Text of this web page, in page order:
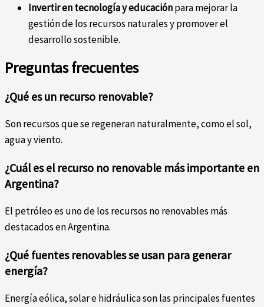
Invertir en tecnología y educaciónpara mejorar la
gestión de los recursos naturales y promover el
desarrollo sostenible.
Preguntas frecuentes
¿Qué es un recurso renovable?
Son recursos que se regeneran naturalmente, como el sol,
agua y viento.
¿Cuál es el recurso no renovable más importante en
Argentina?
El petróleo es uno de los recursos no renovables más
destacados en Argentina.
¿Qué fuentes renovables se usan para generar
energía?
Energía eólica, solar e hidráulica son las principales fuentes